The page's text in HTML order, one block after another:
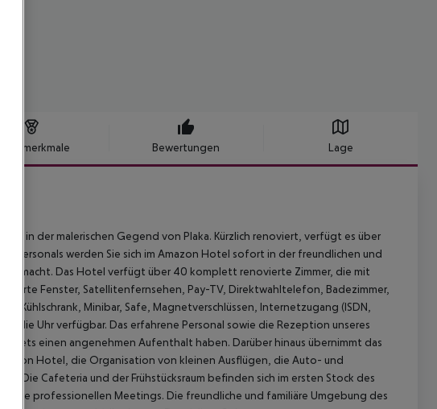
Hotelmerkmale Bewertungen Lage
in der malerischen Gegend von Plaka. Kürzlich renoviert, verfügt es über
Personals werden Sie sich im Amazon Hotel sofort in der freundlichen und
macht. Das Hotel verfügt über 40 komplett renovierte Zimmer, die mit
Fenster, Satellitenfernsehen, Pay-TV, Direktwahltelefon, Badezimmer,
Kühlschrank, Minibar, Safe, Magnetverschlüssen, Internetzugang (ISDN,
die Uhr verfügbar. Das erfahrene Personal sowie die Rezeption unseres
stets einen angenehmen Aufenthalt haben. Darüber hinaus übernimmt das
Hotel, die Organisation von kleinen Ausflügen, die Auto- und
Die Cafeteria und der Frühstücksraum befinden sich im ersten Stock des
Ihre professionellen Meetings. Die freundliche und familiäre Umgebung des